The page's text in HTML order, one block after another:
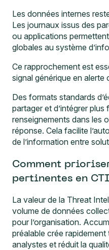
Les données internes
Les journaux issus des
ou applications
globales au système
Ce rapprochement est
signal générique en
Des formats standards
partager et d’intégrer plus
renseignements dans les
réponse. Cela facilite
de l’information entre
Comment
pertinentes en
La valeur de la Threat
volume de données
pour l’organisation.
préalable crée
analystes et réduit la